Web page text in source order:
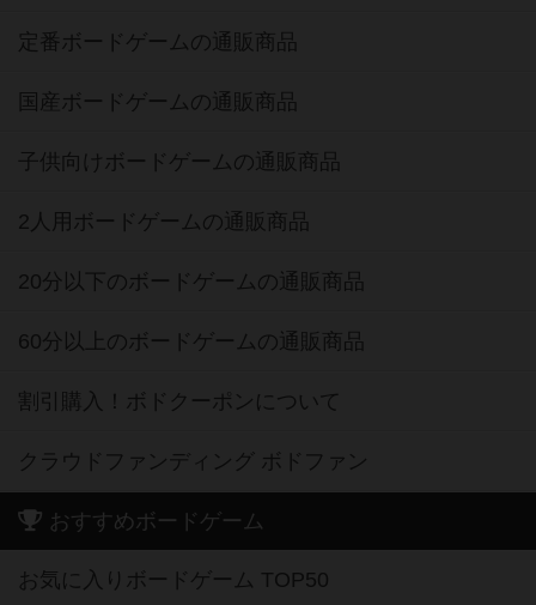
定番ボードゲームの通販商品
国産ボードゲームの通販商品
子供向けボードゲームの通販商品
2人用ボードゲームの通販商品
20分以下のボードゲームの通販商品
60分以上のボードゲームの通販商品
割引購入！ボドクーポンについて
クラウドファンディング ボドファン
おすすめボードゲーム
お気に入りボードゲーム TOP50